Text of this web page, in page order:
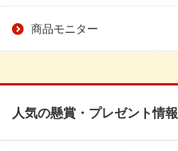
商品モニター
人気の懸賞・プレゼント情報